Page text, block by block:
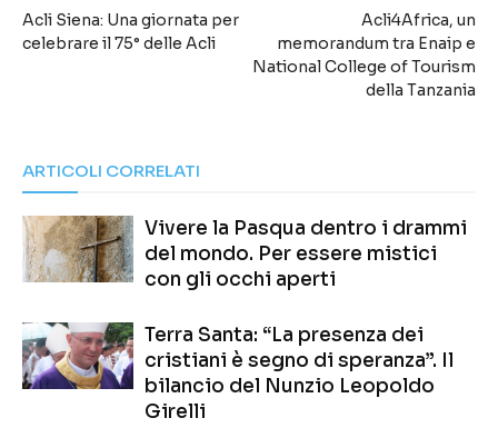
Acli Siena: Una giornata per
celebrare il 75° delle Acli
Acli4Africa, un
memorandum tra Enaip e
National College of Tourism
della Tanzania
ARTICOLI CORRELATI
Vivere la Pasqua dentro i drammi
del mondo. Per essere mistici
con gli occhi aperti
Terra Santa: “La presenza dei
cristiani è segno di speranza”. Il
bilancio del Nunzio Leopoldo
Girelli